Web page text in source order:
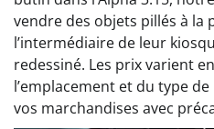
vendre des objets pillés à
l’intermédiaire de leur
redessiné. Les prix varient
l’emplacement et du type
vos marchandises avec